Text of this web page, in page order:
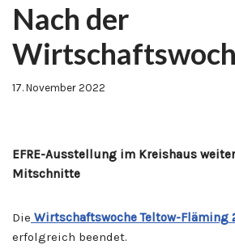
Nach der
17. November 2022
EFRE-Ausstellung im Kreishaus
Mitschnitte
Die Wirtschaftswoche Teltow-Fläming
erfolgreich beendet.